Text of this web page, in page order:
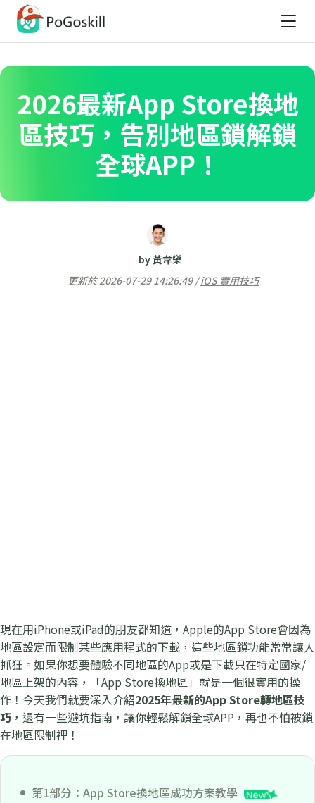
2026最新App Store換地
區技巧，告別地區鎖解鎖
全球APP！
by 黃韋樂
更新於 2026-07-29 14:26:49 /iOS 實用技巧
現在用iPhone或iPad的朋友都知道，Apple的App Store會因為
地區設定而限制某些應用程式的下載，這些地區鎖功能常常讓人
抓狂。如果你想要體驗不同地區的App或是下載只在特定國家/
地區上架的內容，「App Store換地區」就是一個很實用的操
作！今天我們就要深入介紹2025年最新的App Store轉地區技
巧 ，還有一些避坑指南，讓你輕鬆解鎖全球APP，再也不怕被鎖
在地區限制裡！
第1部分：App Store換地區成功方案教學